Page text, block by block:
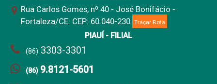
Rua Carlos Gomes, nº 40 - José Bonifácio -
Fortaleza/CE. CEP: 60.040-230 Traçar Rota
PIAUÍ - FILIAL
(86) 3303-3301
(86)9.8121-5601